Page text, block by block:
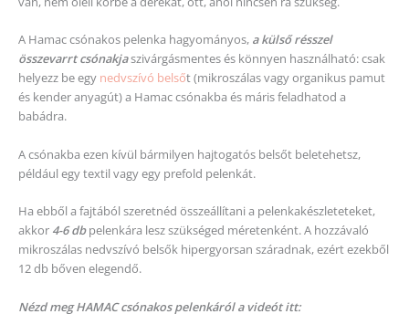
A Hamac csónakos pelenka hagyományos, a külső résszel
összevarrt csónakjaszivárgásmentes és könnyen használható: csak
helyezz be egy nedvszívó belsőt (mikroszálas vagy organikus pamut
és kender anyagút) a Hamac csónakba és máris feladhatod a
babádra.
A csónakba ezen kívül bármilyen hajtogatós belsőt beletehetsz,
például egy textil vagy egy prefold pelenkát.
Ha ebből a fajtából szeretnéd összeállítani a pelenkakészleteteket,
akkor 4-6 db pelenkára lesz szükséged méretenként. A hozzávaló
mikroszálas nedvszívó belsők hipergyorsan száradnak, ezért ezekből
12 db bőven elegendő.
Nézd meg HAMAC csónakos pelenkáról a videót itt: